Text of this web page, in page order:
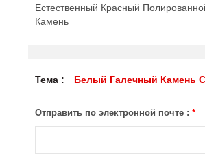
Естественный Красный
Камень
Тема : Белый Галечный Камень
Отправить по электронной почте : *